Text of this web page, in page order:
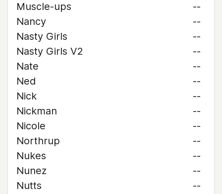
Muscle-ups
--
Nancy
--
Nasty Girls
--
Nasty Girls V2
--
Nate
--
Ned
--
Nick
--
Nickman
--
Nicole
--
Northrup
--
Nukes
--
Nunez
--
Nutts
--